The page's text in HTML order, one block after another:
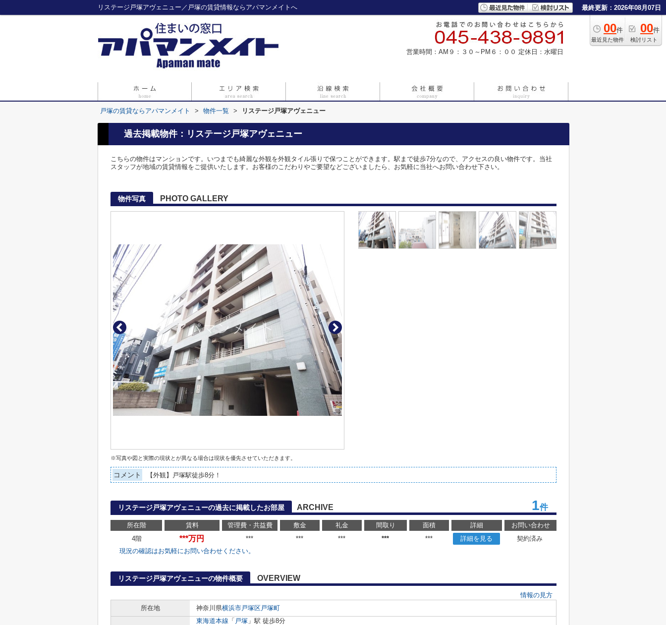
リステージ戸塚アヴェニュー／戸塚の賃貸情報ならアパマンメイトへ 最終更新：2026年08月07日
00件
最近見た物件
00件
検討リスト
営業時間：AM９：３０～PM６：００ 定休日：水曜日
戸塚の賃貸ならアパマンメイト > 物件一覧 > リステージ戸塚アヴェニュー
過去掲載物件：リステージ戸塚アヴェニュー
こちらの物件はマンションです。いつまでも綺麗な外観を外観タイル張りで保つことができます。駅まで徒歩7分なので、アクセスの良い物件です。当社
スタッフが地域の賃貸情報をご提供いたします。お客様のこだわりやご要望などございましたら、お気軽に当社へお問い合わせ下さい。
物件写真 PHOTO GALLERY
※写真や図と実際の現状とが異なる場合は現状を優先させていただきます。
コメント 【外観】戸塚駅徒歩8分！
リステージ戸塚アヴェニューの過去に掲載したお部屋 ARCHIVE 1件
所在階 賃料 管理費・共益費 敷金 礼金 間取り 面積 詳細
お問い合わせ
4階
***万円 *** *** *** *** *** 詳細を見る
契約済み
現況の確認はお気軽にお問い合わせください。
リステージ戸塚アヴェニューの物件概要 OVERVIEW
情報の見方
所在地
神奈川県横浜市戸塚区戸塚町
東海道本線 「 戸塚 」駅 徒歩8分